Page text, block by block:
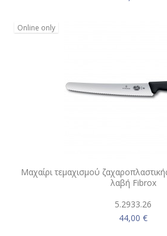
Online only
Μαχαίρι τεμαχισμού
λαβή Fibrox
5.2933.26
44,00 €